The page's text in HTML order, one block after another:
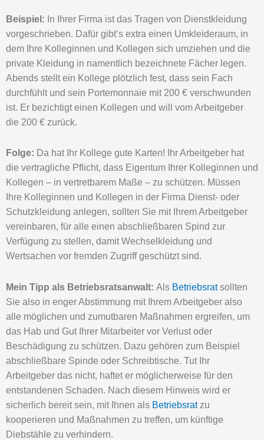
Beispiel: In Ihrer Firma ist das Tragen von Dienstkleidung
vorgeschrieben. Dafür gibt’s extra einen Umkleideraum, in
dem Ihre Kolleginnen und Kollegen sich umziehen und die
private Kleidung in namentlich bezeichnete Fächer legen.
Abends stellt ein Kollege plötzlich fest, dass sein Fach
durchfühlt und sein Portemonnaie mit 200 € verschwunden
ist. Er bezichtigt einen Kollegen und will vom Arbeitgeber
die 200 € zurück.
Folge: Da hat Ihr Kollege gute Karten! Ihr Arbeitgeber hat
die vertragliche Pflicht, dass Eigentum Ihrer Kolleginnen und
Kollegen – in vertretbarem Maße – zu schützen. Müssen
Ihre Kolleginnen und Kollegen in der Firma Dienst- oder
Schutzkleidung anlegen, sollten Sie mit Ihrem Arbeitgeber
vereinbaren, für alle einen abschließbaren Spind zur
Verfügung zu stellen, damit Wechselkleidung und
Wertsachen vor fremden Zugriff geschützt sind.
Mein Tipp als Betriebsratsanwalt: Als Betriebsratsollten
Sie also in enger Abstimmung mit Ihrem Arbeitgeber also
alle möglichen und zumutbaren Maßnahmen ergreifen, um
das Hab und Gut Ihrer Mitarbeiter vor Verlust oder
Beschädigung zu schützen. Dazu gehören zum Beispiel
abschließbare Spinde oder Schreibtische. Tut Ihr
Arbeitgeber das nicht, haftet er möglicherweise für den
entstandenen Schaden. Nach diesem Hinweis wird er
sicherlich bereit sein, mit Ihnen als Betriebsratzu
kooperieren und Maßnahmen zu treffen, um künftige
Diebstähle zu verhindern.